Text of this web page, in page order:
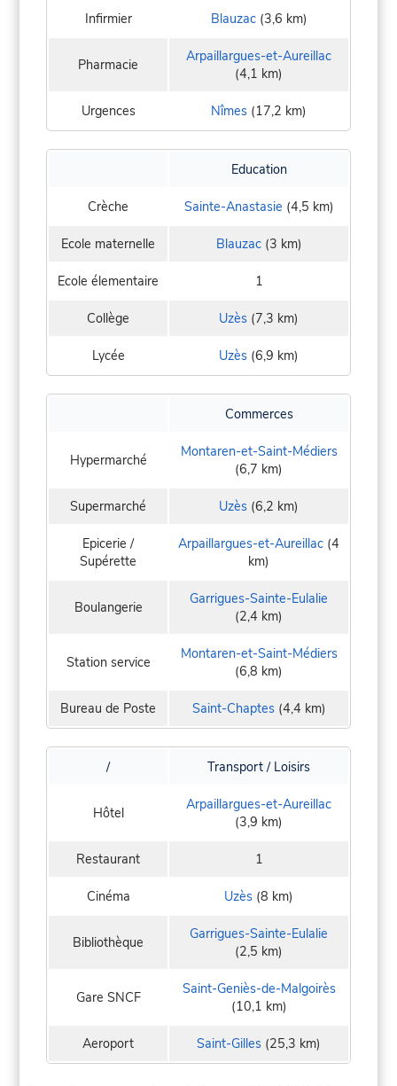
Infirmier Blauzac(3,6 km)
Pharmacie
Arpaillargues-et-Aureillac
(4,1 km)
Urgences Nîmes (17,2 km)
Education
Crèche Sainte-Anastasie (4,5 km)
Ecole maternelle Blauzac(3 km)
Ecole élementaire 1
Collège Uzès (7,3 km)
Lycée Uzès (6,9 km)
Commerces
Hypermarché
Montaren-et-Saint-Médiers
(6,7 km)
Supermarché Uzès (6,2 km)
Epicerie /
Supérette
Arpaillargues-et-Aureillac (4
km)
Boulangerie
Garrigues-Sainte-Eulalie
(2,4 km)
Station service
Montaren-et-Saint-Médiers
(6,8 km)
Bureau de Poste Saint-Chaptes(4,4 km)
/ Transport / Loisirs
Hôtel
Arpaillargues-et-Aureillac
(3,9 km)
Restaurant 1
Cinéma Uzès (8 km)
Bibliothèque
Garrigues-Sainte-Eulalie
(2,5 km)
Gare SNCF
Saint-Geniès-de-Malgoirès
(10,1 km)
Aeroport Saint-Gilles (25,3 km)